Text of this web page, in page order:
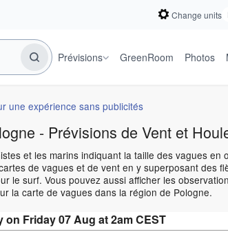
Change units
Prévisions GreenRoom Photos
une expérience sans publicités
- Prévisions de Vent et
et les marins indiquant la taille des vagues en
de vagues et de vent en y superposant des
le surf. Vous pouvez aussi afficher les
la carte de vagues dans la région de Pologne.
on Friday 07 Aug at 2am CEST